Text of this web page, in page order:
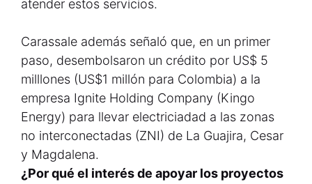
atender estos servicios.
Carassale además señaló que, en un primer
paso, desembolsaron un crédito por US$ 5
milllones (US$1 millón para Colombia) a la
empresa Ignite Holding Company (Kingo
Energy) para llevar electriciadad a las zonas
no interconectadas (ZNI) de La Guajira, Cesar
y Magdalena.
¿Por qué el interés de apoyar los proyectos